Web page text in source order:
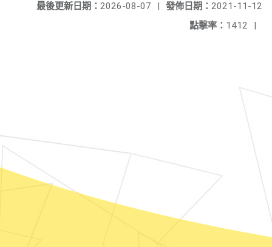
發佈日期： 2021-11-12
最後更新日期： 2026-08-07
|
點擊率： 1412 |